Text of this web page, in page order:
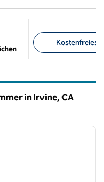
Kostenfreies
in Irvine,CA